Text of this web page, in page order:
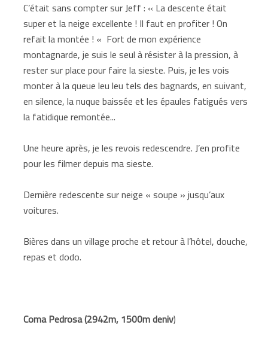
C’était sans compter sur Jeff : « La descente était
super et la neige excellente ! Il faut en profiter ! On
refait la montée ! « Fort de mon expérience
montagnarde, je suis le seul à résister à la pression, à
rester sur place pour faire la sieste. Puis, je les vois
monter à la queue leu leu tels des bagnards, en suivant,
en silence, la nuque baissée et les épaules fatigués vers
la fatidique remontée...
Une heure après, je les revois redescendre. J’en profite
pour les filmer depuis ma sieste.
Dernière redescente sur neige « soupe » jusqu’aux
voitures.
Bières dans un village proche et retour à l’hôtel, douche,
repas et dodo.
Coma Pedrosa (2942m, 1500m deniv)